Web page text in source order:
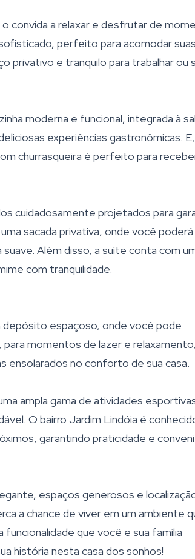
convida a relaxar e desfrutar de
perfeito para acomodar suas
privativo e tranquilo para trabalhar ou
moderna e funcional, integrada à
experiências gastronômicas.
churrasqueira é perfeito para
cuidadosamente projetados para
sacada privativa, onde você poderá
Além disso, a suíte conta com
com tranquilidade.
depósito espaçoso, onde você pode
momentos de lazer e
ensolarados no conforto de sua casa.
ampla gama de atividades
O bairro Jardim Lindóia é
garantindo praticidade e
espaços generosos e
a chance de viver em um ambiente
que você e sua família
história nesta casa dos sonhos!